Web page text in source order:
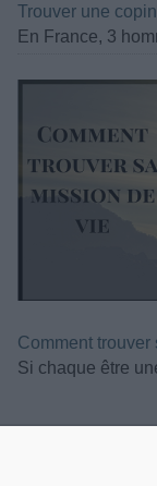
Trouver une
En France, 3
Comment
Si chaque être